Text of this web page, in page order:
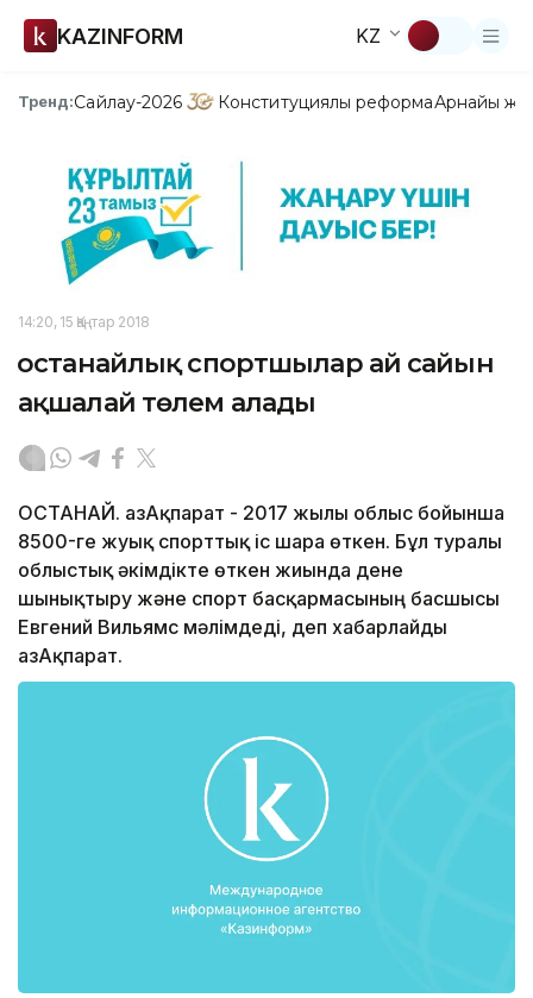
KAZINFORM KZ
Тренд:Сайлау-2026 Конституциялық реформаАрнайы
14:20, 15 Қаңтар 2018
Қостанайлық спортшылар ай сайын
ақшалай төлем алады
ҚОСТАНАЙ. ҚазАқпарат - 2017 жылы облыс бойынша
8500-ге жуық спорттық іс шара өткен. Бұл туралы
облыстық әкімдікте өткен жиында дене
шынықтыру және спорт басқармасының басшысы
Евгений Вильямс мәлімдеді, деп хабарлайды
ҚазАқпарат.